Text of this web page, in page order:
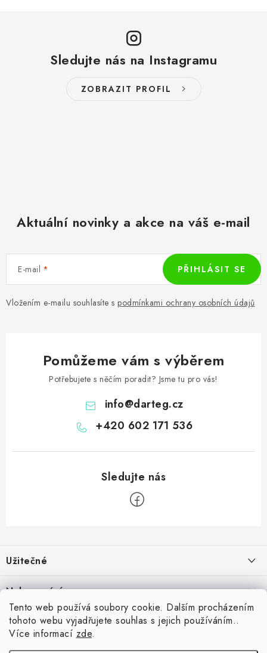
Tento web používá soubory cookie. Dalším procházením
tohoto webu vyjadřujete souhlas s jejich používáním..
Více informací zde.
Sledujte nás na Instagramu
ZOBRAZIT PROFIL
Aktuální novinky a akce na váš e-mail
E-mail
Vložením e-mailu souhlasíte s podmínkami ochrany osobních údajů
PŘIHLÁSIT SE
Pomůžeme vám s výběrem
Potřebujete s něčím poradit? Jsme tu pro vás!
info@darteg.cz
+420 602 171 536
p
a
Užitečné
Kontakt
Věrnostní program
Inspirujte se zákazníky
Nakupování
Jak nakupovat
Vrácení zboží
Blog